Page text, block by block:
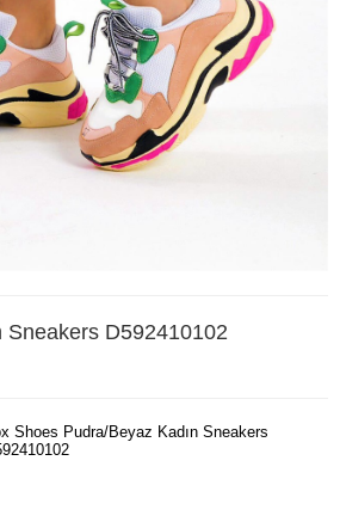
Sneakers D592410102
Shoes Pudra/Beyaz Kadın Sneakers